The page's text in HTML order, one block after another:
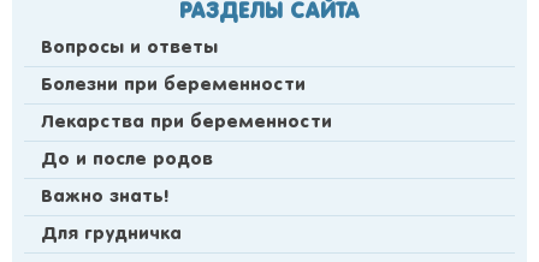
РАЗДЕЛЫ САЙТА
Вопросы и ответы
Болезни при беременности
Лекарства при беременности
До и после родов
Важно знать!
Для грудничка